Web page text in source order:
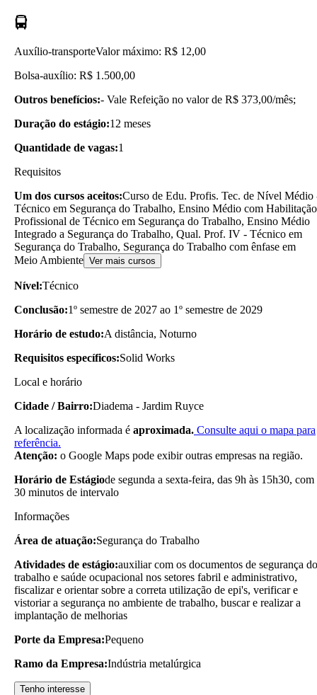
Auxílio-transporteValor máximo: R$ 12,00
Bolsa-auxílio: R$ 1.500,00
Outros benefícios:- Vale Refeição no valor de R$ 373,00/mês;
Duração do estágio:12 meses
Quantidade de vagas:1
Requisitos
Um dos cursos aceitos:Curso de Edu. Profis. Tec. de Nível Médio
Técnico em Segurança do Trabalho, Ensino Médio com Habilitação
Profissional de Técnico em Segurança do Trabalho, Ensino Médio
Integrado a Segurança do Trabalho, Qual. Prof. IV - Técnico em
Segurança do Trabalho, Segurança do Trabalho com ênfase em
Meio Ambiente Ver mais cursos
Nível:Técnico
Conclusão:1º semestre de 2027 ao 1º semestre de 2029
Horário de estudo:A distância, Noturno
Requisitos específicos:Solid Works
Local e horário
Cidade / Bairro:Diadema - Jardim Ruyce
A localização informada é aproximada. Consulte aqui o mapa para
referência.
Atenção: o Google Maps pode exibir outras empresas na região.
Horário de Estágiode segunda a sexta-feira, das 9h às 15h30, com
30 minutos de intervalo
Informações
Área de atuação:Segurança do Trabalho
Atividades de estágio:auxiliar com os documentos de segurança do
trabalho e saúde ocupacional nos setores fabril e administrativo,
fiscalizar e orientar sobre a correta utilização de epi's, verificar e
vistoriar a segurança no ambiente de trabalho, buscar e realizar a
implantação de melhorias
Porte da Empresa:Pequeno
Ramo da Empresa:Indústria metalúrgica
Tenho interesse